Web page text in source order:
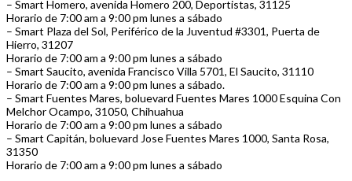
– Smart Homero, avenida Homero 200, Deportistas, 31125
Horario de 7:00 am a 9:00 pm lunes a sábado
– Smart Plaza del Sol, Periférico de la Juventud #3301, Puerta de
Hierro, 31207
Horario de 7:00 am a 9:00 pm lunes a sábado
– Smart Saucito, avenida Francisco Villa 5701, El Saucito, 31110
Horario de 7:00 am a 9:00 pm lunes a sábado.
– Smart Fuentes Mares, boluevard Fuentes Mares 1000 Esquina Con
Melchor Ocampo, 31050, Chihuahua
Horario de 7:00 am a 9:00 pm lunes a sábado
– Smart Capitán, boluevard Jose Fuentes Mares 1000, Santa Rosa,
31350
Horario de 7:00 am a 9:00 pm lunes a sábado